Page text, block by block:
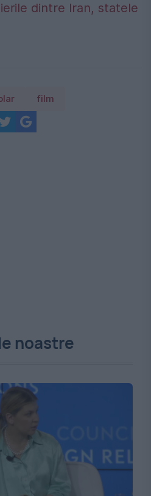
dintre Iran, statele
film
noastre